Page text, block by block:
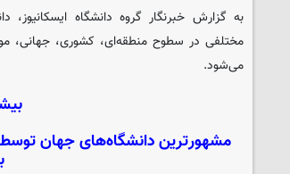
به گزارش خبرنگار گروه دانشگاه ایسکانیوز،
مختلفی در سطوح منطقه‌ای، کشوری، جهانی،
می‌شود.
مشهورترین دانشگاه‌های جهان